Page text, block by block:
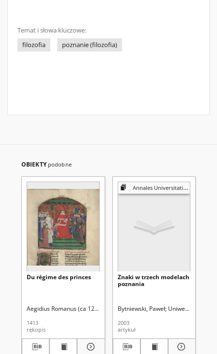
Temat i słowa kluczowe:
filozofia
poznanie (filozofia)
OBIEKTY podobne
Du régime des princes
Aegidius Romanus (ca 1243-1316). Aut. oryg.
1413
rękopis
Annales Universitatis Mariae Curie-Skłodowska. Sectio I, Philosophia-Sociologia
Znaki w trzech modelach
poznania
Bytniewski, Paweł Uniwersytet Marii
2003
artykuł